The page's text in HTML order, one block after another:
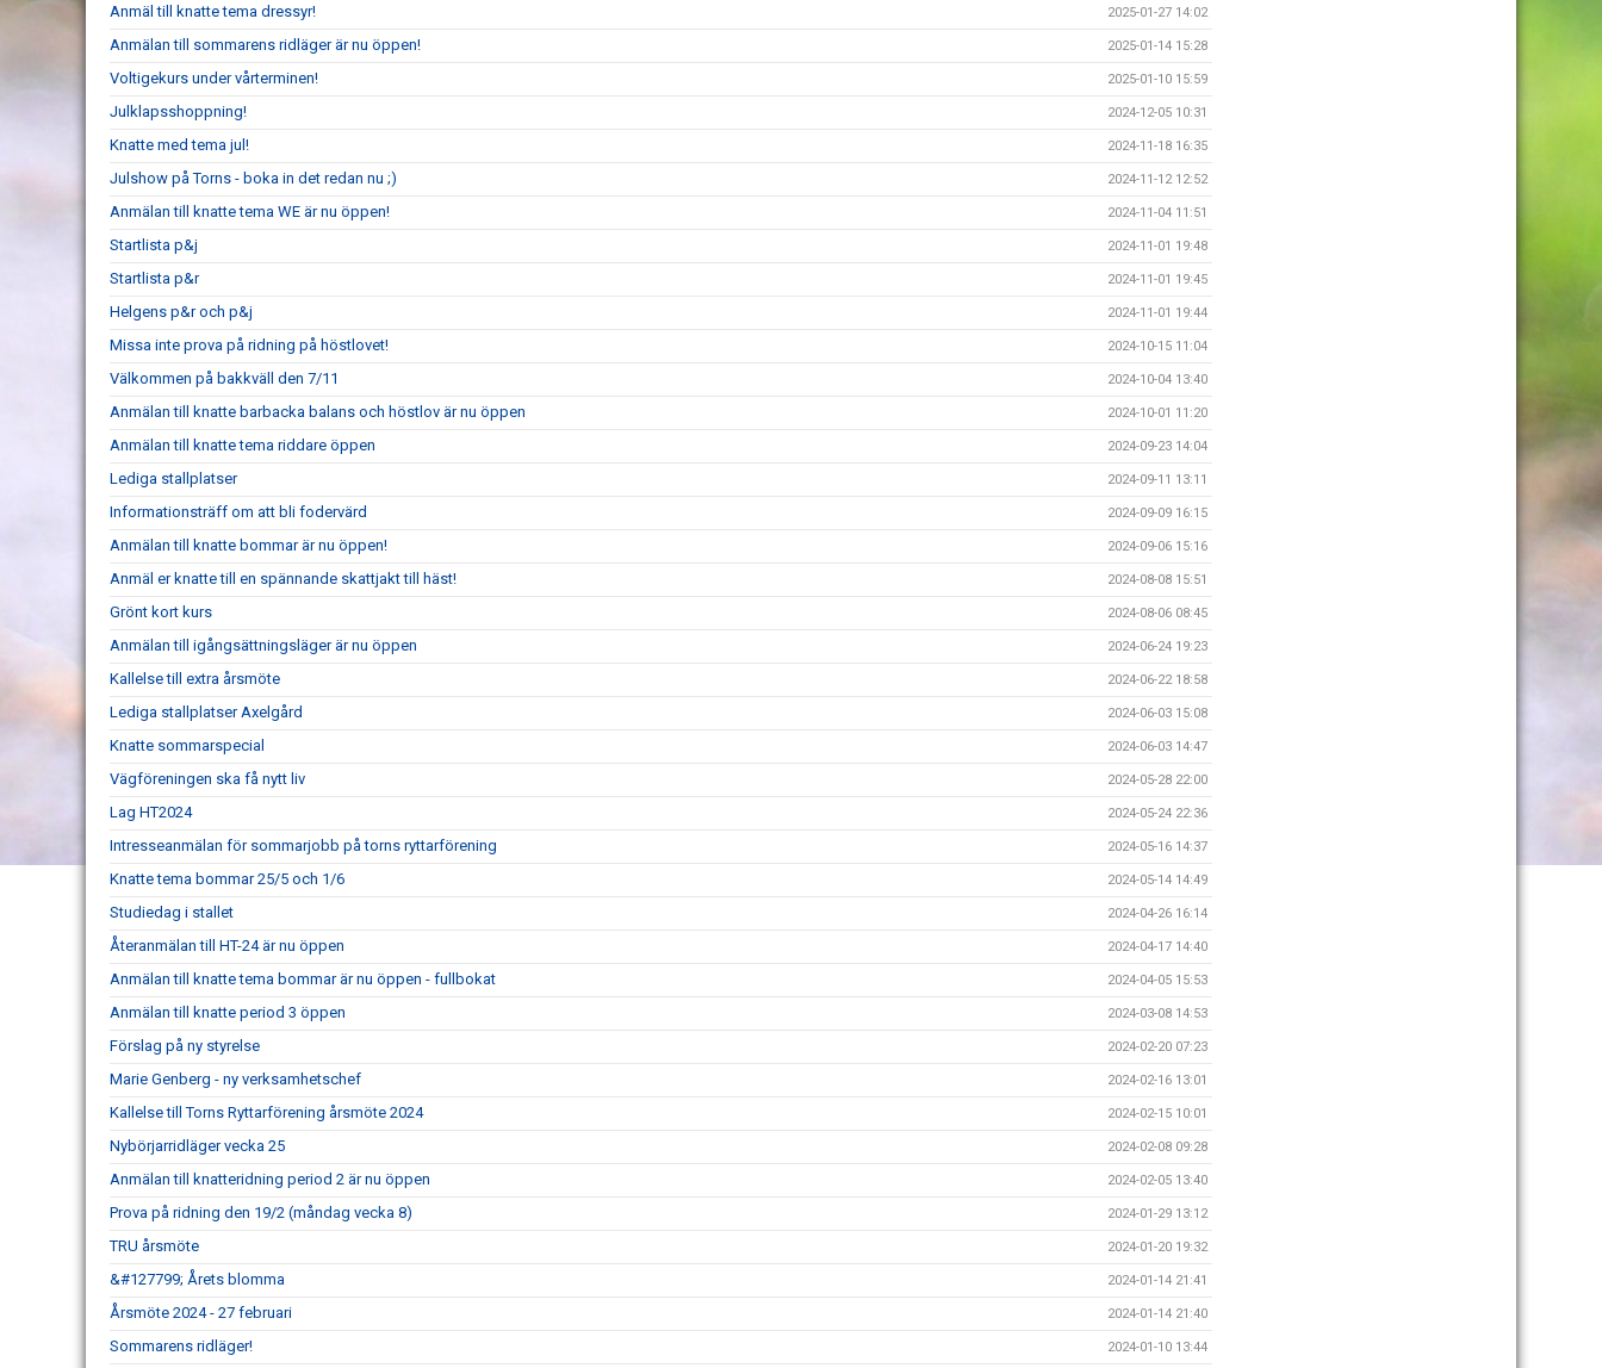
Anmäl till knatte tema dressyr! 2025-01-27 14:02
Anmälan till sommarens ridläger är nu öppen! 2025-01-14 15:28
Voltigekurs under vårterminen! 2025-01-10 15:59
Julklapsshoppning! 2024-12-05 10:31
Knatte med tema jul! 2024-11-18 16:35
Julshow på Torns - boka in det redan nu ;) 2024-11-12 12:52
Anmälan till knatte tema WE är nu öppen! 2024-11-04 11:51
Startlista p&j 2024-11-01 19:48
Startlista p&r 2024-11-01 19:45
Helgens p&r och p&j 2024-11-01 19:44
Missa inte prova på ridning på höstlovet! 2024-10-15 11:04
Välkommen på bakkväll den 7/11 2024-10-04 13:40
Anmälan till knatte barbacka balans och höstlov är nu öppen 2024-10-01 11:20
Anmälan till knatte tema riddare öppen 2024-09-23 14:04
Lediga stallplatser 2024-09-11 13:11
Informationsträff om att bli fodervärd 2024-09-09 16:15
Anmälan till knatte bommar är nu öppen! 2024-09-06 15:16
Anmäl er knatte till en spännande skattjakt till häst! 2024-08-08 15:51
Grönt kort kurs 2024-08-06 08:45
Anmälan till igångsättningsläger är nu öppen 2024-06-24 19:23
Kallelse till extra årsmöte 2024-06-22 18:58
Lediga stallplatser Axelgård 2024-06-03 15:08
Knatte sommarspecial 2024-06-03 14:47
Vägföreningen ska få nytt liv 2024-05-28 22:00
Lag HT2024 2024-05-24 22:36
Intresseanmälan för sommarjobb på torns ryttarförening 2024-05-16 14:37
Knatte tema bommar 25/5 och 1/6 2024-05-14 14:49
Studiedag i stallet 2024-04-26 16:14
Återanmälan till HT-24 är nu öppen 2024-04-17 14:40
Anmälan till knatte tema bommar är nu öppen - fullbokat 2024-04-05 15:53
Anmälan till knatte period 3 öppen 2024-03-08 14:53
Förslag på ny styrelse 2024-02-20 07:23
Marie Genberg - ny verksamhetschef 2024-02-16 13:01
Kallelse till Torns Ryttarförening årsmöte 2024 2024-02-15 10:01
Nybörjarridläger vecka 25 2024-02-08 09:28
Anmälan till knatteridning period 2 är nu öppen 2024-02-05 13:40
Prova på ridning den 19/2 (måndag vecka 8) 2024-01-29 13:12
TRU årsmöte 2024-01-20 19:32
&#127799; Årets blomma 2024-01-14 21:41
Årsmöte 2024 - 27 februari 2024-01-14 21:40
Sommarens ridläger! 2024-01-10 13:44